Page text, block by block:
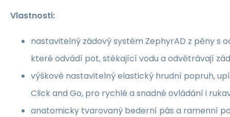
Vlastnosti:
nastavitelný zádový systém ZephyrAD z pěny s
které odvádí pot, stékající vodu a odvětrávají
výškově nastavitelný elastický hrudní popruh,
Click and Go, pro rychlé a snadné ovládání i
anatomicky tvarovaný bederní pás a ramenní